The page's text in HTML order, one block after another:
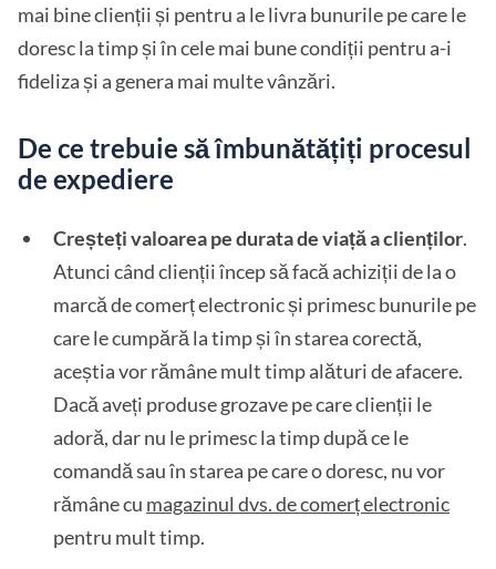
mai bine clienții și pentru a le livra bunurile pe care le
doresc la timp și în cele mai bune condiții pentru a-i
fideliza și a genera mai multe vânzări.
De ce trebuie să îmbunătățiți procesul
de expediere
Creșteți valoarea pe durata de viață a clienților.
Atunci când clienții încep să facă achiziții de la o
marcă de comerț electronic și primesc bunurile pe
care le cumpără la timp și în starea corectă,
aceștia vor rămâne mult timp alături de afacere.
Dacă aveți produse grozave pe care clienții le
adoră, dar nu le primesc la timp după ce le
comandă sau în starea pe care o doresc, nu vor
rămâne cu magazinul dvs. de comerț electronic
pentru mult timp.